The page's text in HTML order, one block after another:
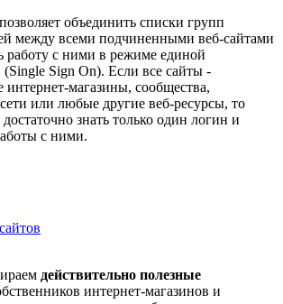
объединить списки групп
между всеми подчиненными веб-сайтами
работу с ними в режиме единой
(Single Sign On). Если все сайты -
интернет-магазины, сообщества,
или любые другие веб-ресурсы, то
знать только один логин и
с ними.
действительно полезные
интернет-магазинов и